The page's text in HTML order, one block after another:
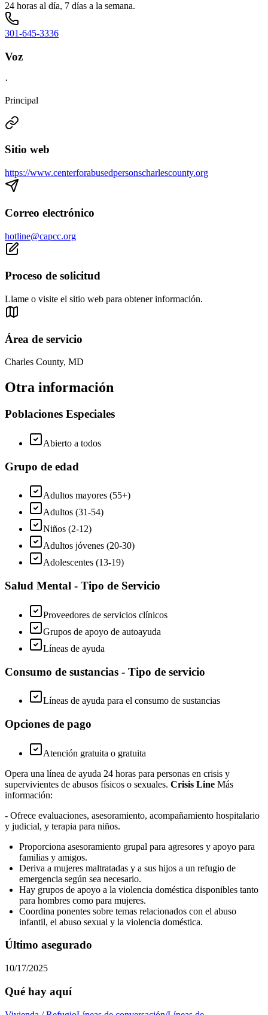
24 horas al día, 7 días a la semana.
301-645-3336
Voz
·
Principal
Sitio web
https://www.centerforabusedpersonscharlescounty.org
Correo electrónico
hotline@capcc.org
Proceso de solicitud
Llame o visite el sitio web para obtener información.
Área de servicio
Charles County, MD
Otra información
Poblaciones Especiales
Abierto a todos
Grupo de edad
Adultos mayores (55+)
Adultos (31-54)
Niños (2-12)
Adultos jóvenes (20-30)
Adolescentes (13-19)
Salud Mental - Tipo de Servicio
Proveedores de servicios clínicos
Grupos de apoyo de autoayuda
Líneas de ayuda
Consumo de sustancias - Tipo de servicio
Líneas de ayuda para el consumo de sustancias
Opciones de pago
Atención gratuita o gratuita
Opera una línea de ayuda 24 horas para personas en crisis y
supervivientes de abusos físicos o sexuales. Crisis Line Más
información:
- Ofrece evaluaciones, asesoramiento, acompañamiento hospitalario
y judicial, y terapia para niños.
Proporciona asesoramiento grupal para agresores y apoyo para
familias y amigos.
Deriva a mujeres maltratadas y a sus hijos a un refugio de
emergencia según sea necesario.
Hay grupos de apoyo a la violencia doméstica disponibles tanto
para hombres como para mujeres.
Coordina ponentes sobre temas relacionados con el abuso
infantil, el abuso sexual y la violencia doméstica.
Último asegurado
10/17/2025
Qué hay aquí